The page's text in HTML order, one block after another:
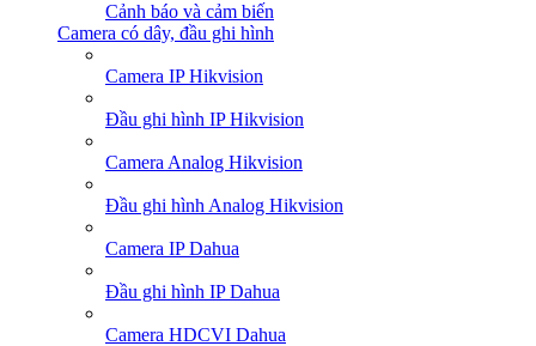
Cảnh báo và cảm biến
Camera có dây, đầu ghi hình
Camera IP Hikvision
Đầu ghi hình IP Hikvision
Camera Analog Hikvision
Đầu ghi hình Analog Hikvision
Camera IP Dahua
Đầu ghi hình IP Dahua
Camera HDCVI Dahua